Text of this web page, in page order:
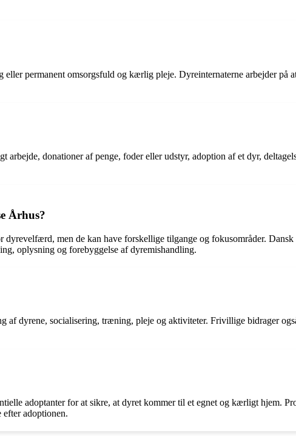
permanent omsorgsfuld og kærlig pleje. Dyreinternaterne arbejder på
donationer af penge, foder eller udstyr, adoption af et dyr,
Århus?
men de kan have forskellige tilgange og fokusområder.
oplysning og forebyggelse af dyremishandling.
dyrene, socialisering, træning, pleje og aktiviteter. Frivillige bidrager
adoptanter for at sikre, at dyret kommer til et egnet og kærligt hjem.
adoptionen.